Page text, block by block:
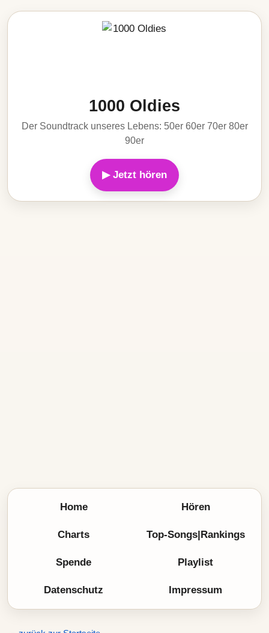
1000 Oldies
Der Soundtrack unseres Lebens: 50er 60er 70er 80er
90er
▶ Jetzt hören
Home Hören
Charts Top-Songs|Rankings
Spende Playlist
Datenschutz Impressum